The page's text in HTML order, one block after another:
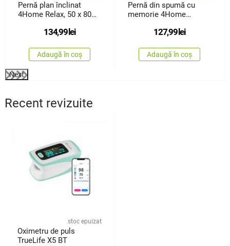
Pernă plan înclinat
4Home Relax, 50 x 80
134,99 lei
Adaugă în coș
Pernă din spumă cu
memorie 4Home
127,99 lei
Adaugă în coș
Next
Recent revizuite
stoc epuizat
Oximetru de puls
TrueLife X5 BT